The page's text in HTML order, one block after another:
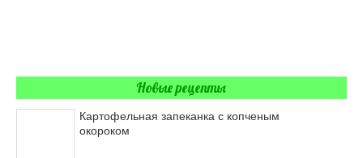
Новые рецепты
Картофельная запеканка с копченым
окороком